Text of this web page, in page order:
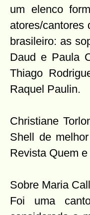
um elenco
atores/cantores
brasileiro: as
Daud e Paula
Thiago
Raquel Paulin.
Christiane
Shell de
Revista Quem
Sobre Maria
Foi uma